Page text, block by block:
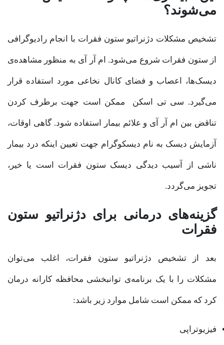
می‌شوند؟
تشخیص مشکلات دژنراتیو ستون فقرات با انجام رادیوگرافی
از ستون فقرات شروع می‌شود. ام آر آی به منظور مشاهده‌ی
دیسک‌ها، اعصاب و فضای کانال نخاعی مورد استفاده قرار
می‌گیرد. سی تی اسکن ممکن است جهت برطرف کردن
تناقض بین ام آر آی و علائم بیمار استفاده شود. گاهی اوقات،
آزمایش دیسک به نام دیسکوگرام جهت تعیین اینکه درد بیمار
ناشی از آسیب دیدگی دیسک ستون فقرات است یا خیر،
تجویز می‌گردد.
گزینه‌های درمانی برای دژنراتیو ستون
فقرات
بعد از تشخیص دژنراتیو ستون فقرات، اغلب می‌توان
مشکلات را با یک برنامه‌ی توانبخشی محافظه کارانه درمان
کرد که ممکن است شامل موارد زیر باشد:
فیزیوتراپی